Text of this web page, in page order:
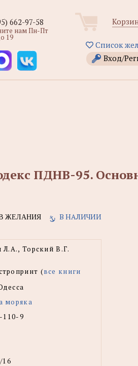
Список
Вход/
662-97-58
нам Пн-Пт
19
ПДНВ-95.
ЖЕЛАНИЯ В НАЛИЧИИ
Л.А., Торский В.Г.
(все книги
моряка
110-9
16